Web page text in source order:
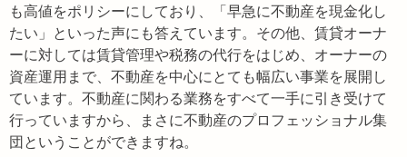
も高値をポリシーにしており、「早急に不動産を現金化し
たい」といった声にも答えています。その他、賃貸オーナ
ーに対しては賃貸管理や税務の代行をはじめ、オーナーの
資産運用まで、不動産を中心にとても幅広い事業を展開し
ています。不動産に関わる業務をすべて一手に引き受けて
行っていますから、まさに不動産のプロフェッショナル集
団ということができますね。